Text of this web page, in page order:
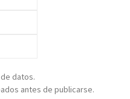
datos.
antes de publicarse.